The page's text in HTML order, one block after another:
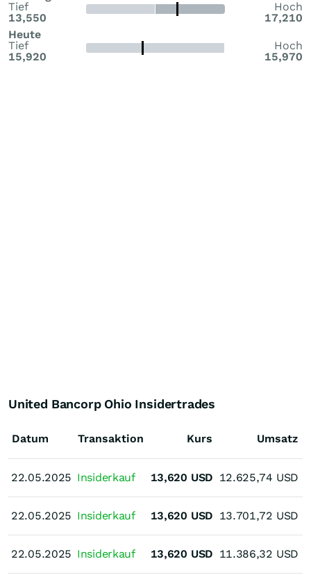
Tief
13,550
Hoch
17,210
Heute
Tief
15,920
Hoch
15,970
United Bancorp Ohio Insidertrades
Datum
22.05.2025
22.05.2025
22.05.2025
Transaktion Kurs Umsatz
22.05.2025 Insiderkauf 13,620 USD 12.625,74 USD
22.05.2025 Insiderkauf 13,620 USD 13.701,72 USD
22.05.2025 Insiderkauf 13,620 USD 11.386,32 USD